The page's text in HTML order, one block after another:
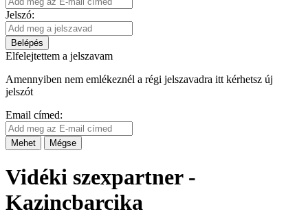
Jelszó:
Belépés
Elfelejtettem a jelszavam
Amennyiben nem emlékeznél a régi jelszavadra itt kérhetsz új
jelszót
Email címed:
Mehet Mégse
Vidéki szexpartner -
Kazincbarcika